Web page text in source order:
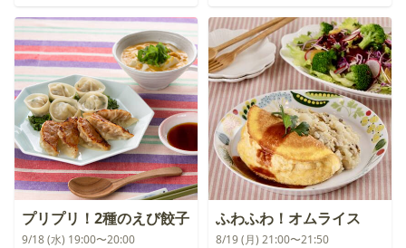
プリプリ！2種のえび餃子
9/18 (水) 19:00〜20:00
ふわふわ！オムライス
8/19 (月) 21:00〜21:50